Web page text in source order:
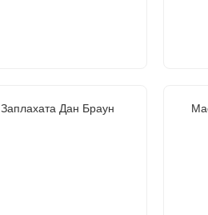
Заплахата Дан Браун